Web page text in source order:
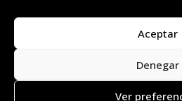
Aceptar
Denegar
Ver
Todos los derechos reservados.
Barcelona Fashion Press®/™ es